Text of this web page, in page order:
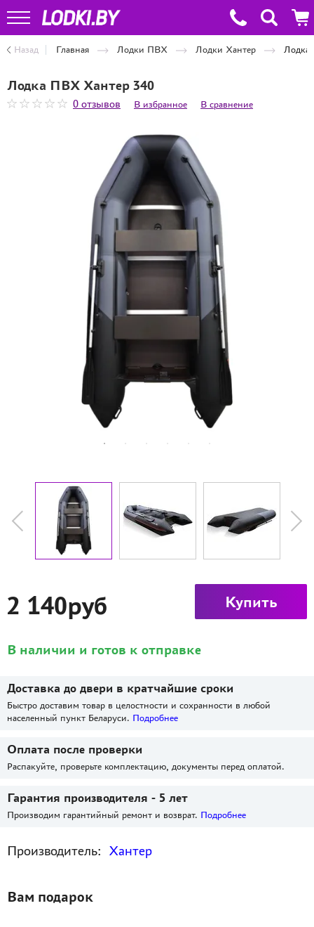
Назад Главная Лодки ПВХ Лодки Хантер Лодка
Лодка ПВХ Хантер 340
0 отзывов В избранное В сравнение
2 140руб Купить
В наличии и готов к отправке
Доставка до двери в кратчайшие сроки
Быстро доставим товар в целостности и сохранности в любой
населенный пункт Беларуси. Подробнее
Оплата после проверки
Распакуйте, проверьте комплектацию, документы перед оплатой.
Гарантия производителя - 5 лет
Производим гарантийный ремонт и возврат. Подробнее
Производитель: Хантер
Вам подарок